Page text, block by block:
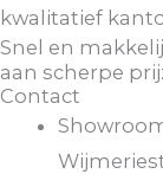
kwalitatief
Snel en
aan scherpe
Contact